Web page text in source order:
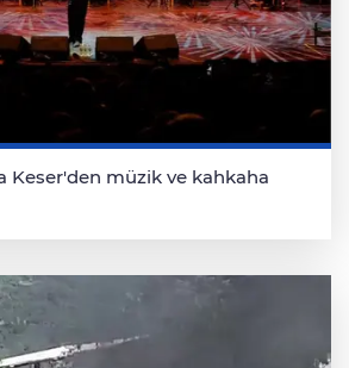
Keser'den müzik ve kahkaha